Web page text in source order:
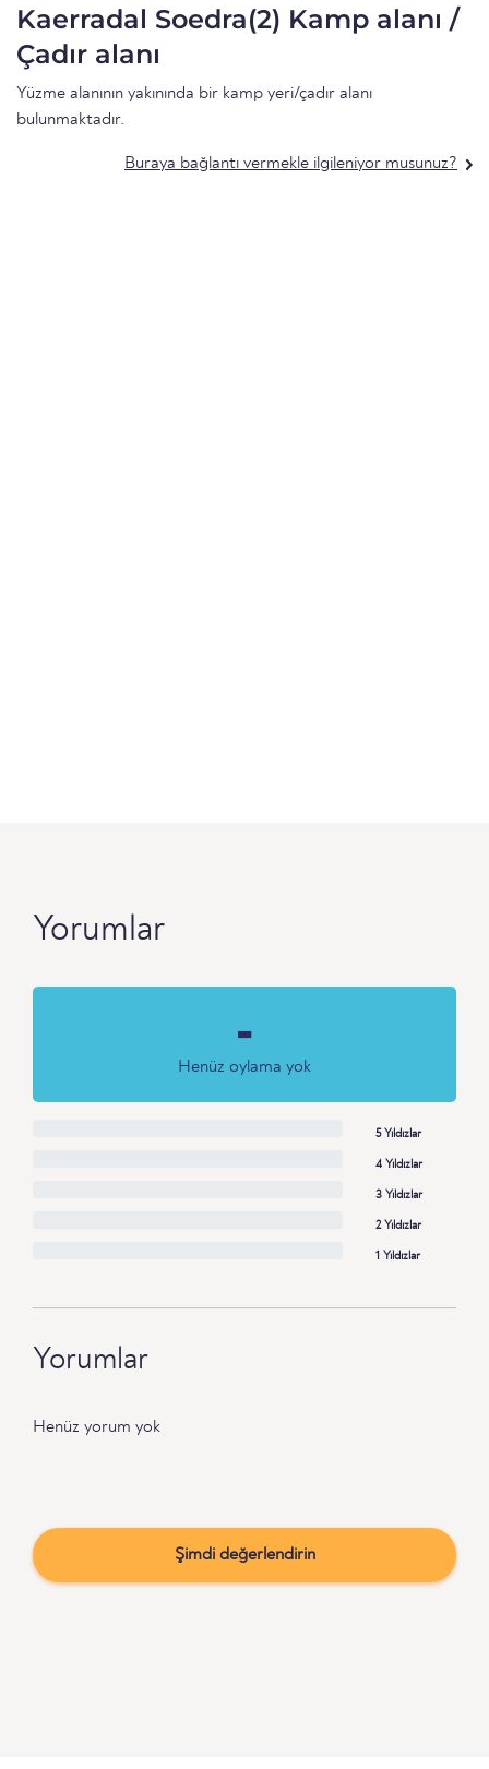
Kaerradal Soedra(2) Kamp alanı /
Çadır alanı
Yüzme alanının yakınında bir kamp yeri/çadır alanı
bulunmaktadır.
Buraya bağlantı vermekle ilgileniyor musunuz?
Yorumlar
-
Henüz oylama yok
5 Yıldızlar
4 Yıldızlar
3 Yıldızlar
2 Yıldızlar
1 Yıldızlar
Yorumlar
Henüz yorum yok
Şimdi değerlendirin